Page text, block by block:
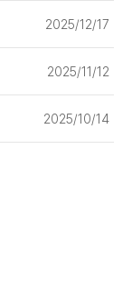
2025/12/17
2025/11/12
2025/10/14